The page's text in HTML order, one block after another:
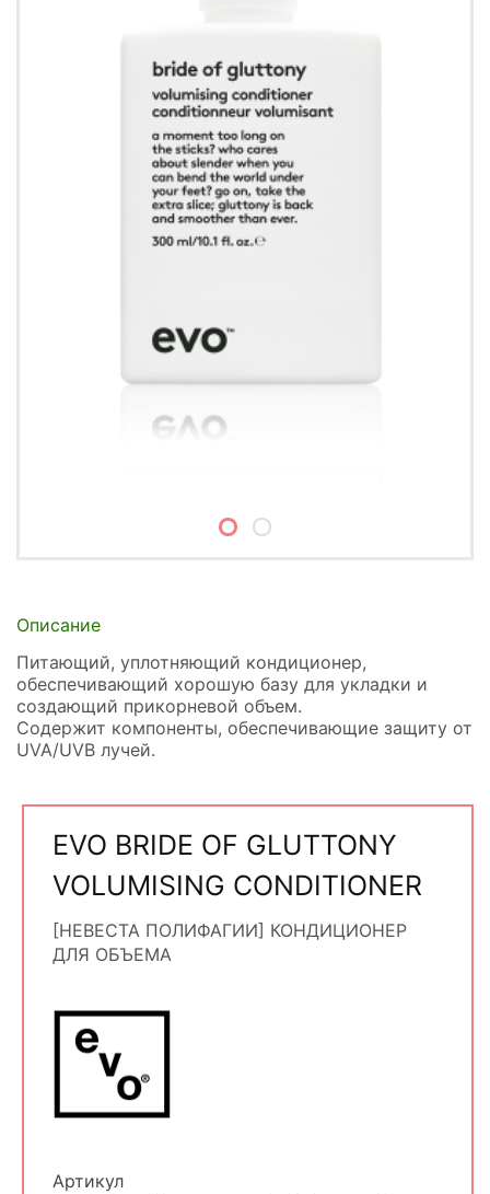
Описание
Питающий, уплотняющий кондиционер,
обеспечивающий хорошую базу для укладки и
создающий прикорневой объем.
Содержит компоненты, обеспечивающие защиту от
UVA/UVB лучей.
EVO BRIDE OF GLUTTONY
VOLUMISING CONDITIONER
[НЕВЕСТА ПОЛИФАГИИ] КОНДИЦИОНЕР
ДЛЯ ОБЪЕМА
Артикул